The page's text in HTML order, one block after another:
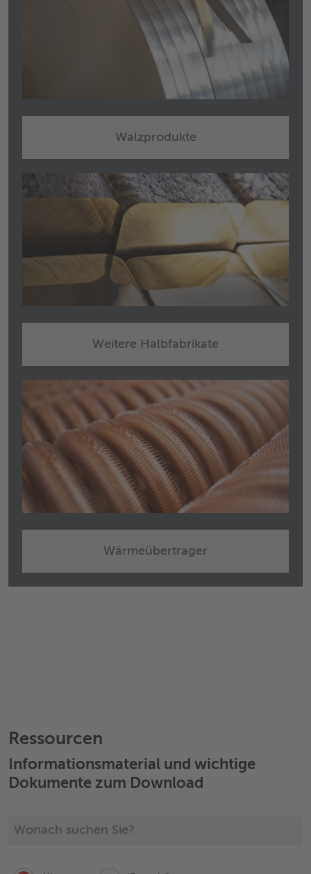
Walzprodukte
Weitere Halbfabrikate
Wärmeübertrager
Ressourcen
Informationsmaterial und wichtige
Dokumente zum Download